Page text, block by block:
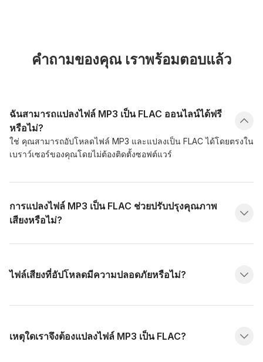
คำถามของคุณ เราพร้อมตอบแล้ว
ฉันสามารถแปลงไฟล์ MP3 เป็น FLAC ออนไลน์ได้ฟรี
หรือไม่?
ใช่ คุณสามารถอัปโหลดไฟล์ MP3 และแปลงเป็น FLAC ได้โดยตรงใน
เบราว์เซอร์ของคุณโดยไม่ต้องติดตั้งซอฟต์แวร์
การแปลงไฟล์ MP3 เป็น FLAC ช่วยปรับปรุงคุณภาพ
เสียงหรือไม่?
ไฟล์เสียงที่อัปโหลดมีความปลอดภัยหรือไม่?
เหตุใดเราจึงต้องแปลงไฟล์ MP3 เป็น FLAC?